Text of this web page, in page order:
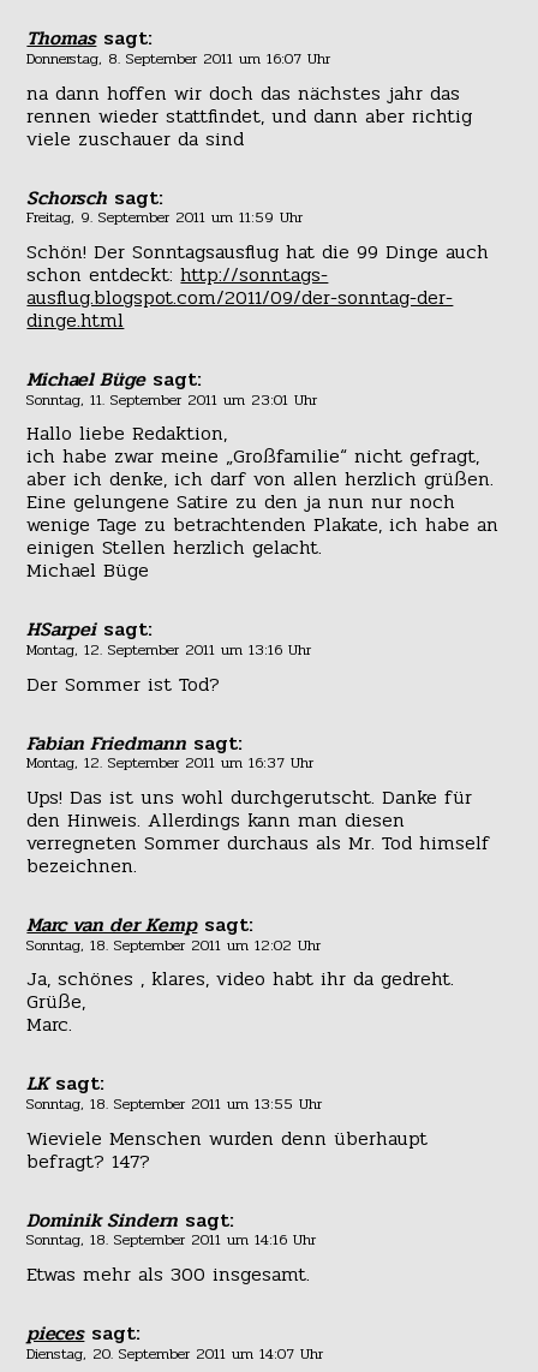
Thomas sagt:
Donnerstag, 8. September 2011 um 16:07 Uhr
na dann hoffen wir doch das nächstes jahr das
rennen wieder stattfindet, und dann aber richtig
viele zuschauer da sind
Schorsch sagt:
Freitag, 9. September 2011 um 11:59 Uhr
Schön! Der Sonntagsausflug hat die 99 Dinge auch
schon entdeckt:http://sonntags-
ausflug.blogspot.com/2011/09/der-sonntag-der-
dinge.html
Michael Büge sagt:
Sonntag, 11. September 2011 um 23:01 Uhr
Hallo liebe Redaktion,
ich habe zwar meine „Großfamilie“ nicht gefragt,
aber ich denke, ich darf von allen herzlich grüßen.
Eine gelungene Satire zu den ja nun nur noch
wenige Tage zu betrachtenden Plakate, ich habe an
einigen Stellen herzlich gelacht.
Michael Büge
HSarpei sagt:
Montag, 12. September 2011 um 13:16 Uhr
Der Sommer ist Tod?
Fabian Friedmann sagt:
Montag, 12. September 2011 um 16:37 Uhr
Ups! Das ist uns wohl durchgerutscht. Danke für
den Hinweis. Allerdings kann man diesen
verregneten Sommer durchaus als Mr. Tod himself
bezeichnen.
Marc van der Kemp sagt:
Sonntag, 18. September 2011 um 12:02 Uhr
Ja, schönes , klares, video habt ihr da gedreht.
Grüße,
Marc.
LK sagt:
Sonntag, 18. September 2011 um 13:55 Uhr
Wieviele Menschen wurden denn überhaupt
befragt? 147?
Dominik Sindern sagt:
Sonntag, 18. September 2011 um 14:16 Uhr
Etwas mehr als 300 insgesamt.
pieces sagt:
Dienstag, 20. September 2011 um 14:07 Uhr